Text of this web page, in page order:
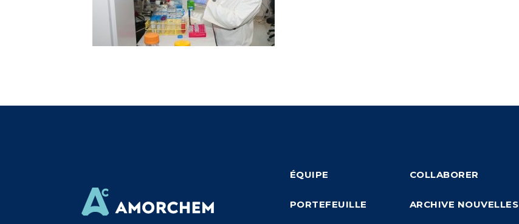
ÉQUIPE
PORTEFEUILLE
COLLABORER
ARCHIVE NOUVELLES